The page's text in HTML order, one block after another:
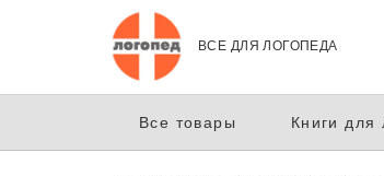
ВСЕ ДЛЯ ЛОГОПЕДА
Все товары Книги для